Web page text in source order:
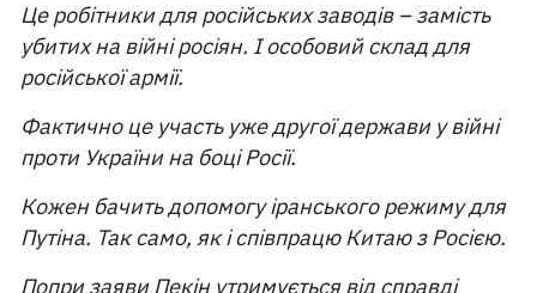
Це робітники для російських заводів – замість
убитих на війні росіян. І особовий склад для
російської армії.
Фактично це участь уже другої держави у війні
проти України на боці Росії.
Кожен бачить допомогу іранського режиму для
Путіна. Так само, як і співпрацю Китаю з Росією.
Попри заяви Пекін утримується від справді